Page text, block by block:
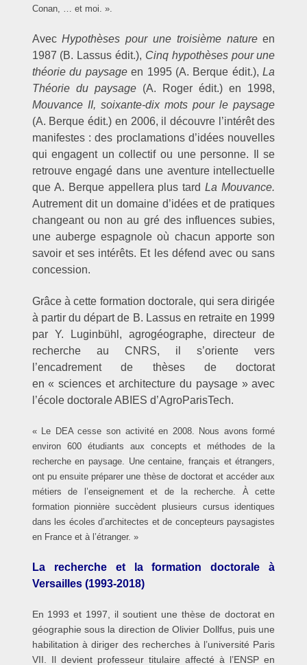
Conan, … et moi. ».
AvecHypothèses pour une troisième natureen
1987 (B. Lassus édit.), Cinq hypothèses pour une
théorie du paysageen 1995 (A. Berque édit.),La
Théorie du paysage (A. Roger édit.) en 1998,
Mouvance II, soixante-dix mots pour le paysage
(A. Berque édit.) en 2006, il découvre l’intérêt des
manifestes : des proclamations d’idées nouvelles
qui engagent un collectif ou une personne. Il se
retrouve engagé dans une aventure intellectuelle
que A. Berque appellera plus tardLa Mouvance.
Autrement dit un domaine d’idées et de pratiques
changeant ou non au gré des influences subies,
une auberge espagnole où chacun apporte son
savoir et ses intérêts. Et les défend avec ou sans
concession.
Grâce à cette formation doctorale, qui sera dirigée
à partir du départ de B. Lassus en retraite en 1999
par Y. Luginbühl, agrogéographe, directeur de
recherche au CNRS, il s’oriente vers
l’encadrement de thèses de doctorat
en « sciences et architecture du paysage » avec
l’école doctorale ABIES d’AgroParisTech.
« Le DEA cesse son activité en 2008. Nous avons formé
environ 600 étudiants aux concepts et méthodes de la
recherche en paysage. Une centaine, français et étrangers,
ont pu ensuite préparer une thèse de doctorat et accéder aux
métiers de l’enseignement et de la recherche. À cette
formation pionnière succèdent plusieurs cursus identiques
dans les écoles d’architectes et de concepteurs paysagistes
en France et à l’étranger. »
La recherche et la formation doctorale à
Versailles (1993-2018)
En 1993 et 1997, il soutient une thèse de doctorat en
géographie sous la direction de Olivier Dollfus, puis une
habilitation à diriger des recherches à l’université Paris
VII. Il devient professeur titulaire affecté à l’ENSP en